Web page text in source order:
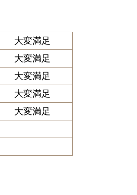
大変満足
大変満足
大変満足
大変満足
大変満足